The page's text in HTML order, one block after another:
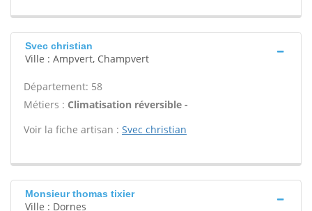
Svec christian
Ville : Ampvert, Champvert
Département: 58
Métiers : Climatisation réversible -
Voir la fiche artisan : Svec christian
Monsieur thomas tixier
Ville : Dornes